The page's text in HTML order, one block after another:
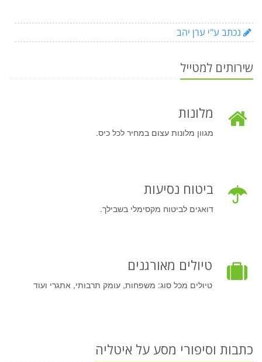
נכתב ע"י ערן יהב
שירותים למטייל
מלונות
מגוון מלונות עצום במחיר לכל כיס.
ביטוח נסיעות
דואגים לביטוח מקסימלי בשבילך.
טיולים מאורגנים
טיולים מכל סוג: משפחות, עומק תרבותי, אתגרי ועוד
כתבות וסיפורי מסע על איטליה